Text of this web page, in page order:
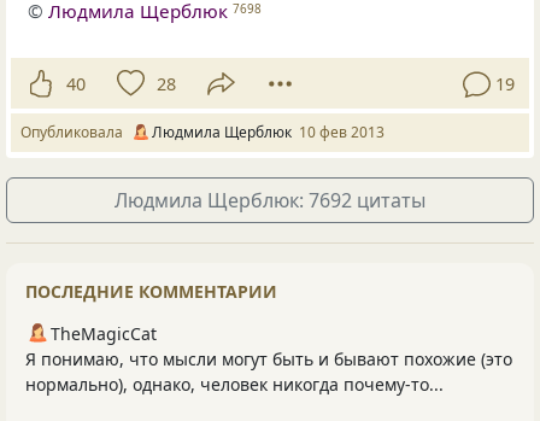
©Людмила Щерблюк 7698
40 28 19
Опубликовала Людмила Щерблюк 10 фев 2013
Людмила Щерблюк: 7692 цитаты
ПОСЛЕДНИЕ КОММЕНТАРИИ
TheMagicCat
Я понимаю, что мысли могут быть и бывают похожие (это
нормально), однако, человек никогда почему-то...